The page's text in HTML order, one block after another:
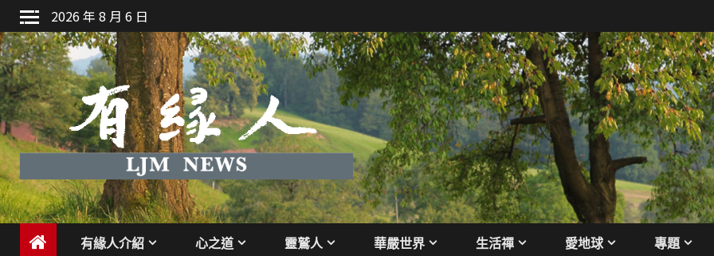
Skip
to
content
2026 年 8 月 6 日
有緣人介紹 心之道 靈鷲人 華嚴世界 生活禪 愛地球 專題